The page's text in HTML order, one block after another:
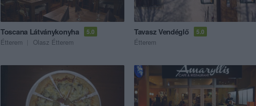
Toscana Látványkonyha 5.0
Étterem Olasz Étterem
Tavasz Vendéglő 5.0
Étterem